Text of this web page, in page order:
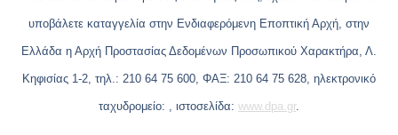
υποβάλετε καταγγελία στην Ενδιαφερόμενη Εποπτική Αρχή, στην
Ελλάδα η Αρχή Προστασίας Δεδομένων Προσωπικού Χαρακτήρα, Λ.
Κηφισίας 1-2, τηλ.: 210 64 75 600, ΦΑΞ: 210 64 75 628, ηλεκτρονικό
ταχυδρομείο: , ιστοσελίδα: www.dpa.gr.